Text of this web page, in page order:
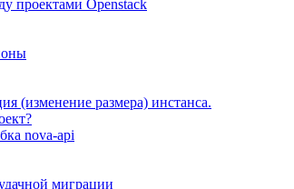
проектами Openstack
(изменение размера) инстанса.
nova-api
миграции